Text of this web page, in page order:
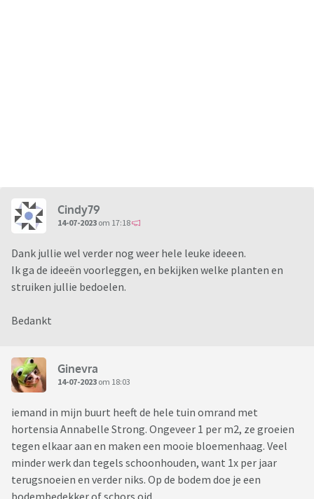
Cindy79
14-07-2023 om 17:18
Dank jullie wel verder nog weer hele leuke ideeen.
Ik ga de ideeën voorleggen, en bekijken welke planten en
struiken jullie bedoelen.
Bedankt
Ginevra
14-07-2023 om 18:03
iemand in mijn buurt heeft de hele tuin omrand met
hortensia Annabelle Strong. Ongeveer 1 per m2, ze groeien
tegen elkaar aan en maken een mooie bloemenhaag. Veel
minder werk dan tegels schoonhouden, want 1x per jaar
terugsnoeien en verder niks. Op de bodem doe je een